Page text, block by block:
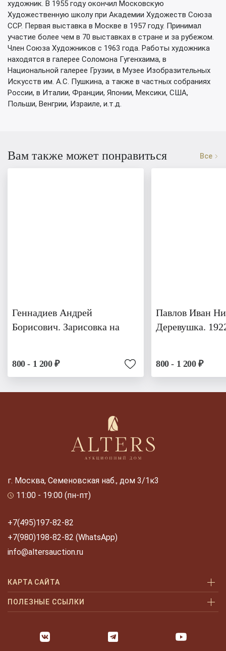
художник. В 1955 году окончил Московскую
Художественную школу при Академии Художеств Союза
ССР. Первая выставка в Москве в 1957 году. Принимал
участие более чем в 70 выставках в стране и за рубежом.
Член Союза Художников с 1963 года. Работы художника
находятся в галерее Соломона Гугенхаима, в
Национальной галерее Грузии, в Музее Изобразительных
Искусств им. А.С. Пушкина, а также в частных собраниях
России, в Италии, Франции, Японии, Мексики, США,
Польши, Венгрии, Израиле, и.т.д.
Вам также может понравиться Все
Геннадиев Андрей
Борисович. Зарисовка на
800 - 1 200 ₽
Павлов Иван
Деревушка.
800 - 1 200 ₽
г. Москва, Семеновская наб., дом 3/1к3
11:00 - 19:00 (пн-пт)
+7(495)197-82-82
+7(980)198-82-82 (WhatsApp)
info@altersauction.ru
КАРТА САЙТА
Аукционы
Как продать
ПОЛЕЗНЫЕ ССЫЛКИ
Оплата и доставка